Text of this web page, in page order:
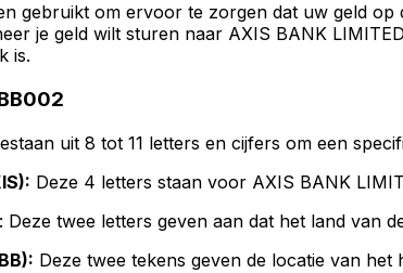
gebruikt om ervoor te zorgen dat uw geld
je geld wilt sturen naar AXIS BANK
is.
uit 8 tot 11 letters en cijfers om een
Deze 4 letters staan voor AXIS BANK
Deze twee letters geven aan dat het land van
Deze twee tekens geven de locatie van